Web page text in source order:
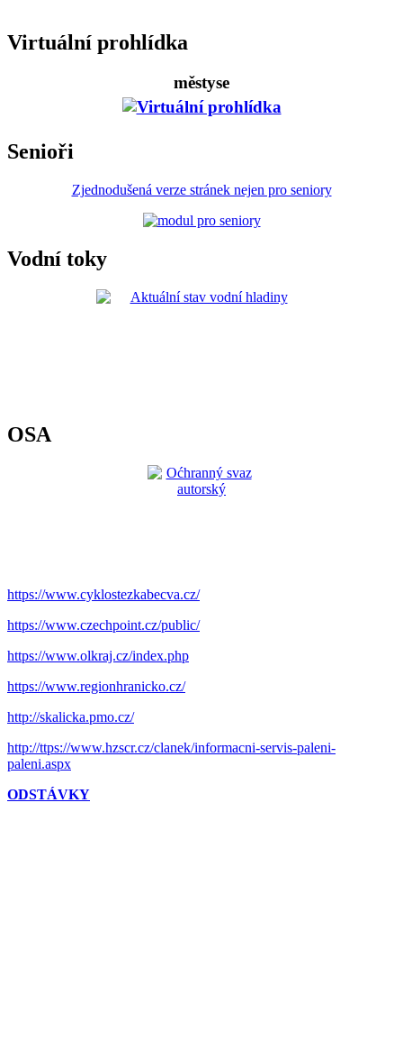
Virtuální prohlídka
městyse
Senioři
Zjednodušená verze stránek nejen pro seniory
Vodní toky
OSA
https://www.cyklostezkabecva.cz/
https://www.czechpoint.cz/public/
https://www.olkraj.cz/index.php
https://www.regionhranicko.cz/
http://skalicka.pmo.cz/
http://ttps://www.hzscr.cz/clanek/informacni-servis-paleni-
paleni.aspx
ODSTÁVKY